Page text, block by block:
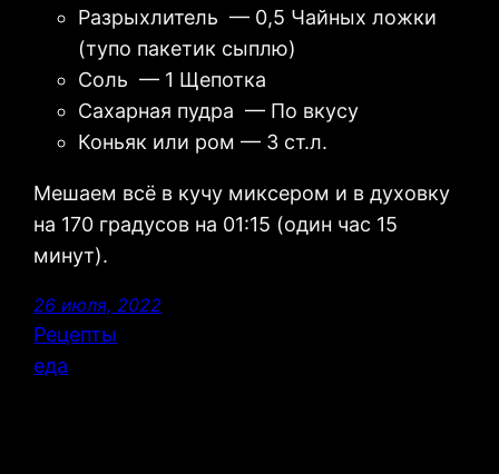
Разрыхлитель — 0,5 Чайных ложки
(тупо пакетик сыплю)
Соль — 1 Щепотка
Сахарная пудра — По вкусу
Коньяк или ром — 3 ст.л.
Мешаем всё в кучу миксером и в духовку
на 170 градусов на 01:15 (один час 15
минут).
26 июля, 2022
Рецепты
еда